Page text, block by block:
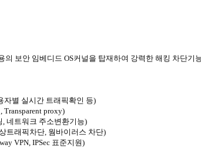
의 보안 임베디드 OS커널을 탑재하여 강력한 해킹 차단기
자별 실시간 트래픽확인 등)
proxy)
네트워크 주소변환기능)
트래픽차단, 웜바이러스 차단)
VPN, IPSec 표준지원)